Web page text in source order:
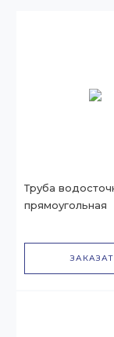
Труба
прямоугольная